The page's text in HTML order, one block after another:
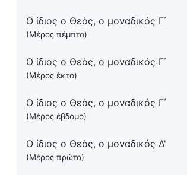
Ο ίδιος ο Θεός, ο μοναδικός Γ΄
(Μέρος πέμπτο)
Ο ίδιος ο Θεός, ο μοναδικός Γ΄
(Μέρος έκτο)
Ο ίδιος ο Θεός, ο μοναδικός Γ΄
(Μέρος έβδομο)
Ο ίδιος ο Θεός, ο μοναδικός Δ'
(Μέρος πρώτο)